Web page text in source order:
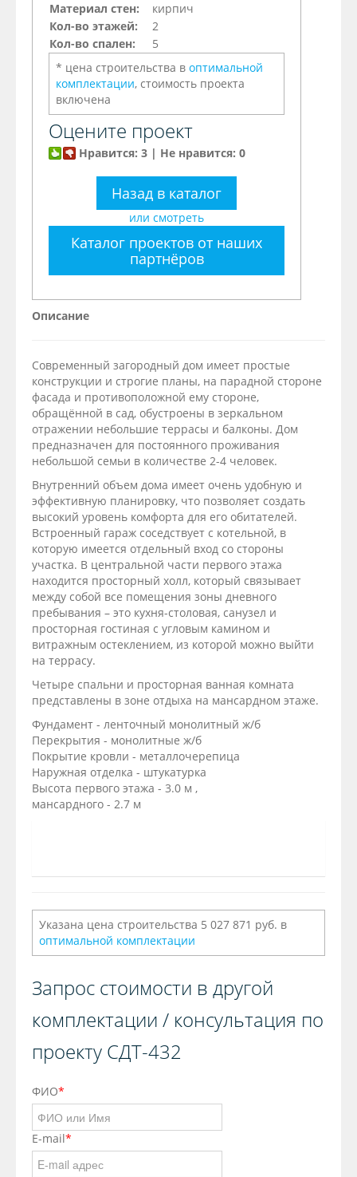
Материал стен:
кирпич
Кол-во этажей:
2
Кол-во спален:
5
* цена строительства в оптимальной
комплектации, стоимость проекта
включена
Оцените проект
Нравится: 3 | Не нравится: 0
Назад в каталог
или смотреть
Каталог проектов от наших
партнёров
Описание
Современный загородный дом имеет простые
конструкции и строгие планы, на парадной стороне
фасада и противоположной ему стороне,
обращённой в сад, обустроены в зеркальном
отражении небольшие террасы и балконы. Дом
предназначен для постоянного проживания
небольшой семьи в количестве 2-4 человек.
Внутренний объем дома имеет очень удобную и
эффективную планировку, что позволяет создать
высокий уровень комфорта для его обитателей.
Встроенный гараж соседствует с котельной, в
которую имеется отдельный вход со стороны
участка. В центральной части первого этажа
находится просторный холл, который связывает
между собой все помещения зоны дневного
пребывания – это кухня-столовая, санузел и
просторная гостиная с угловым камином и
витражным остеклением, из которой можно выйти
на террасу.
Четыре спальни и просторная ванная комната
представлены в зоне отдыха на мансардном этаже.
Фундамент - ленточный монолитный ж/б
Перекрытия - монолитные ж/б
Покрытие кровли - металлочерепица
Наружная отделка - штукатурка
Высота первого этажа - 3.0 м ,
мансардного - 2.7 м
Указана цена строительства 5 027 871 руб. в
оптимальной комплектации
Запрос стоимости в другой
комплектации / консультация по
проекту СДТ-432
ФИО*
E-mail*